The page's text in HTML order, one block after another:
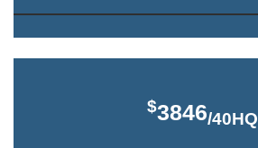
$3846/40HQ